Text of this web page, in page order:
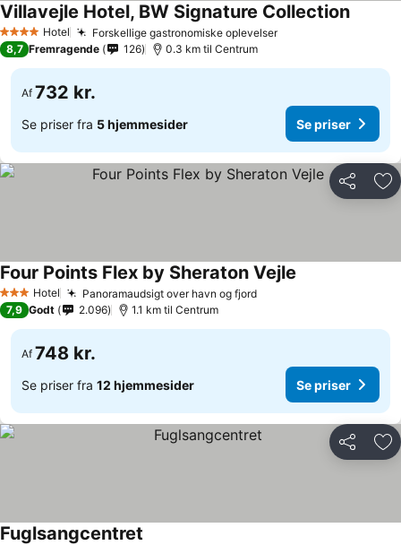
4 StjernerHotel Forskellige gastronomiske oplevelser
Villavejle Hotel, BW Signature Collection
8,7 Fremragende 126 0.3 km til Centrum
Af 732 kr.
Se priser fra 5 hjemmesider Se priser
Del
3 StjernerHotel Panoramaudsigt over havn og fjord
Four Points Flex by Sheraton Vejle
7,9 Godt 2.096 1.1 km til Centrum
Af 748 kr.
Se priser fra 12 hjemmesider Se priser
Del
Fuglsangcentret